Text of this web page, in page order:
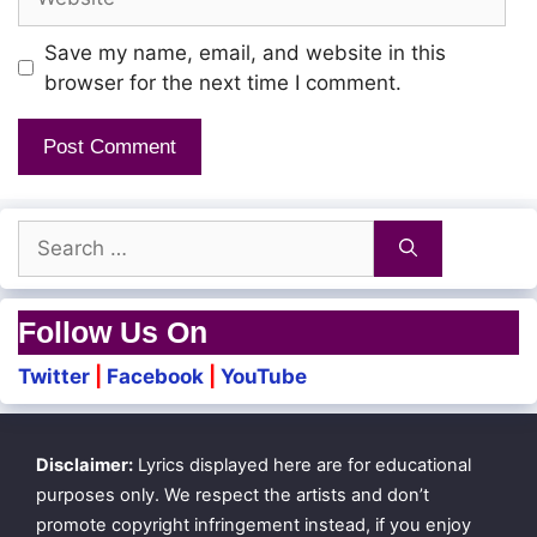
Ey Lottery Lottery Penney!
Un Koodavey Irukkanum Kanney!
Naalellam Poovai Malarndhidathan
Mittai Kuyil Neeyadi Maaney!
Saaral mazhai Veesidum Theaney!
Naan Pirandhadhu Unnidam
Neerilladha Thaamarai
Save my name, email, and website in this
browser for the next time I comment.
for:
Follow Us On
Twitter Facebook YouTube
Disclaimer: Lyrics displayed here are for educational
purposes only. We respect the artists and don’t
promote copyright infringement instead, if you enjoy